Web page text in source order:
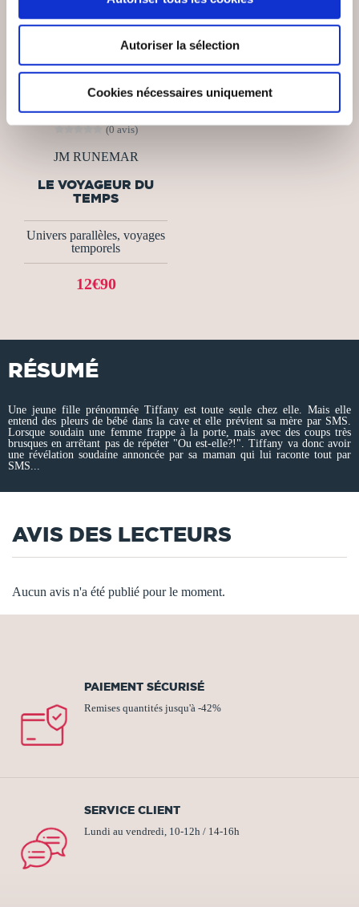
Autoriser la sélection
Cookies nécessaires uniquement
(0 avis)
JM RUNEMAR
LE VOYAGEUR DU
TEMPS
Univers parallèles, voyages
temporels
12€90
RÉSUMÉ
Une jeune fille prénommée Tiffany est toute seule chez elle. Mais elle
entend des pleurs de bébé dans la cave et elle prévient sa mère par SMS.
Lorsque soudain une femme frappe à la porte, mais avec des coups très
brusques en arrêtant pas de répéter "Ou est-elle?!". Tiffany va donc avoir
une révélation soudaine annoncée par sa maman qui lui raconte tout par
SMS...
AVIS DES LECTEURS
Aucun avis n'a été publié pour le moment.
PAIEMENT SÉCURISÉ
Remises quantités jusqu'à -42%
SERVICE CLIENT
Lundi au vendredi, 10-12h / 14-16h